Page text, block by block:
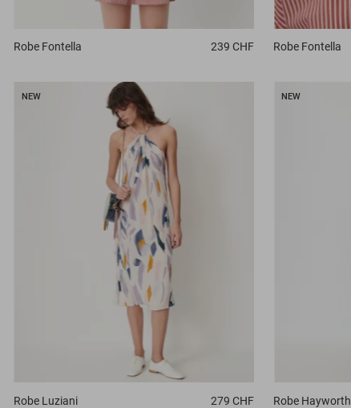
Robe Fontella 239 CHF Robe Fontella
NEW
Robe Luziani 279 CHF
NEW
Robe Hayworth